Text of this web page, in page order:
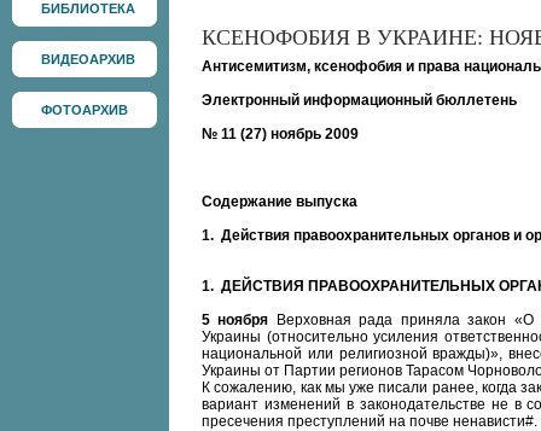
БИБЛИОТЕКА
ВИДЕОАРХИВ
ФОТОАРХИВ
КСЕНОФОБИЯ В УКРАИНЕ:
Антисемитизм, ксенофобия и права
Электронный информационный бюллетень
№ 11 (27) ноябрь 2009
Содержание выпуска
1. Действия правоохранительных органов и
1. ДЕЙСТВИЯ ПРАВООХРАНИТЕЛЬНЫХ
5 ноября
Верховная рада приняла закон «О
Украины (относительно усиления
национальной или религиозной вражды)»,
Украины от Партии регионов Тарасом
К сожалению, как мы уже писали ранее, когда
вариант изменений в законодательстве не в
пресечения преступлений на почве ненависти#.